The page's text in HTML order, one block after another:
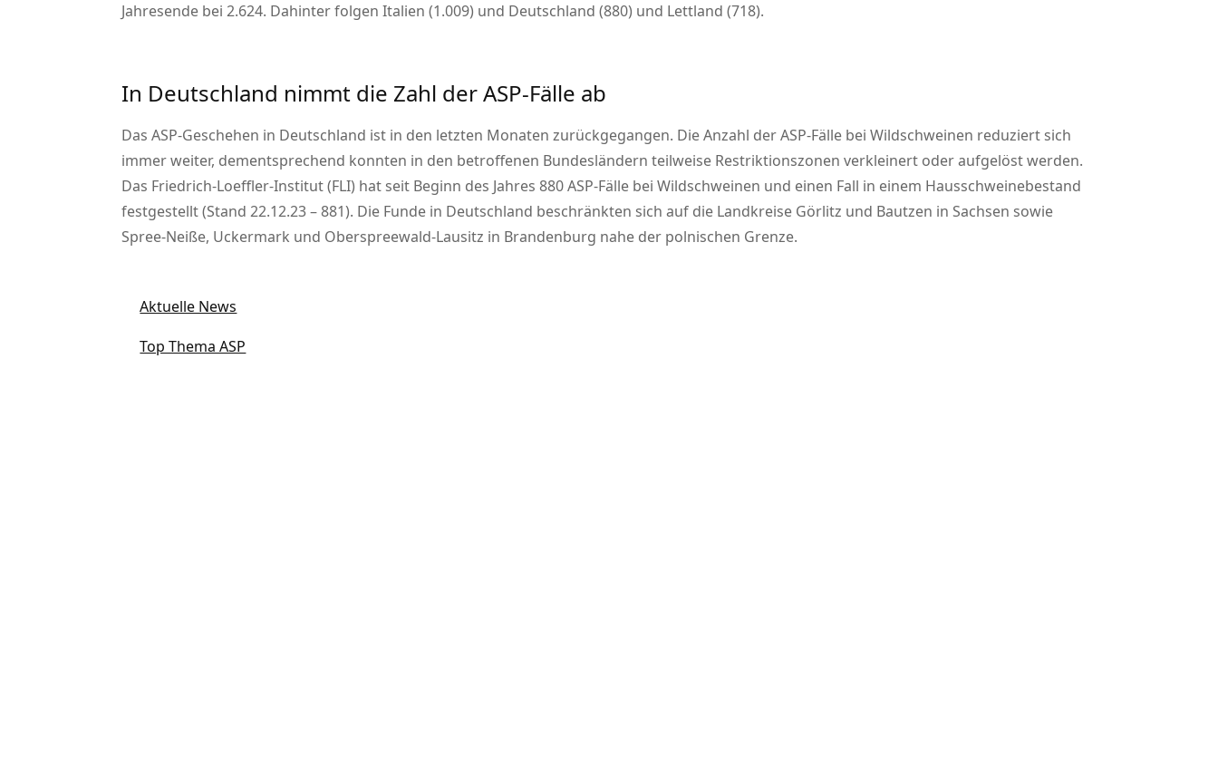
Jahresende bei 2.624. Dahinter folgen Italien (1.009) und Deutschland (880) und Lettland (718).
In Deutschland nimmt die Zahl der ASP-Fälle ab
Das ASP-Geschehen in Deutschland ist in den letzten Monaten zurückgegangen. Die Anzahl der ASP-Fälle bei Wildschweinen reduziert sich
immer weiter, dementsprechend konnten in den betroffenen Bundesländern teilweise Restriktionszonen verkleinert oder aufgelöst werden.
Das Friedrich-Loeffler-Institut (FLI) hat seit Beginn des Jahres 880 ASP-Fälle bei Wildschweinen und einen Fall in einem Hausschweinebestand
festgestellt (Stand 22.12.23 – 881). Die Funde in Deutschland beschränkten sich auf die Landkreise Görlitz und Bautzen in Sachsen sowie
Spree-Neiße, Uckermark und Oberspreewald-Lausitz in Brandenburg nahe der polnischen Grenze.
Aktuelle News
Top Thema ASP